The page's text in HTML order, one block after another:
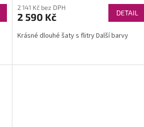
2 141 Kč bez DPH
2 590 Kč DETAIL
Krásné dlouhé šaty s flitry Další barvy